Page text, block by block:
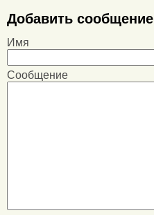
Добавить сообщение
Имя
Сообщение